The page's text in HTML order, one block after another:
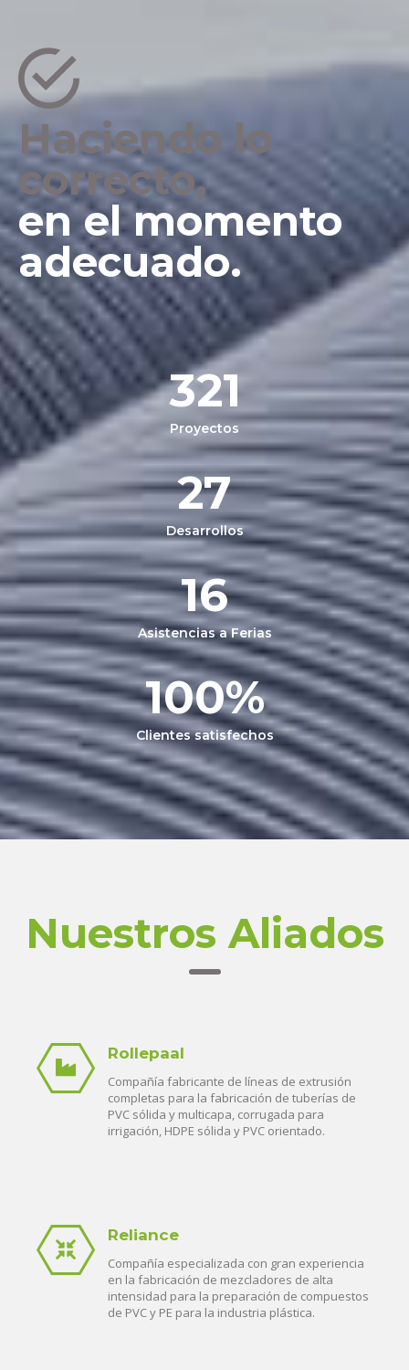
Haciendo lo
correcto,
en el momento
adecuado.
321
Proyectos
27
Desarrollos
16
Asistencias a Ferias
100%
Clientes satisfechos
Nuestros Aliados
Rollepaal
Compañía fabricante de líneas de extrusión
completas para la fabricación de tuberías de
PVC sólida y multicapa, corrugada para
irrigación, HDPE sólida y PVC orientado.
Reliance
Compañía especializada con gran experiencia
en la fabricación de mezcladores de alta
intensidad para la preparación de compuestos
de PVC y PE para la industria plástica.